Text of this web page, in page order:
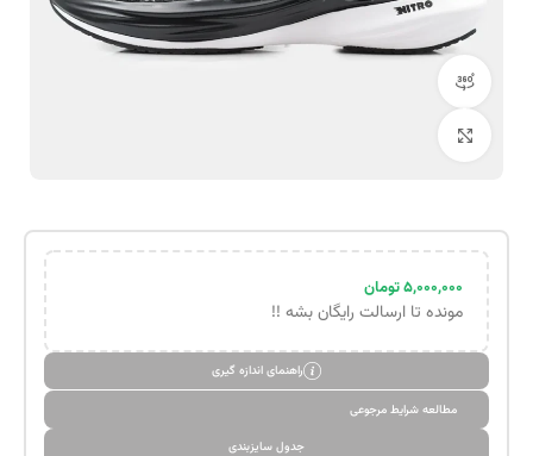
۵,۰۰۰,۰۰۰تومان
مونده تا ارسالت رایگان بشه !!
راهنمای اندازه گیری
مطالعه شرایط مرجوعی
جدول سایزبندی